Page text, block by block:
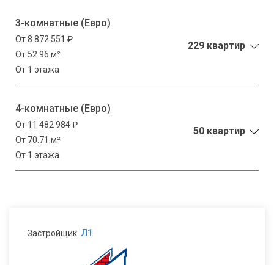
3-комнатные (Евро)
От 8 872 551 ₽
От 52.96 м²
От 1 этажа
229 квартир
4-комнатные (Евро)
От 11 482 984 ₽
От 70.71 м²
От 1 этажа
50 квартир
Застройщик: Л1